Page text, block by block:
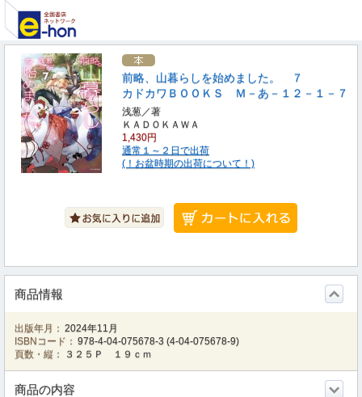
前略、山暮らしを始めました。 ７
カドカワＢＯＯＫＳ Ｍ－あ－１２－１－７
浅葱／著
ＫＡＤＯＫＡＷＡ
1,430円
通常１～２日で出荷
(！お盆時期の出荷について！)
商品情報
出版年月： 2024年11月
ISBNコード： 978-4-04-075678-3 (4-04-075678-9)
頁数・縦：
３２５Ｐ １９ｃｍ
商品の内容